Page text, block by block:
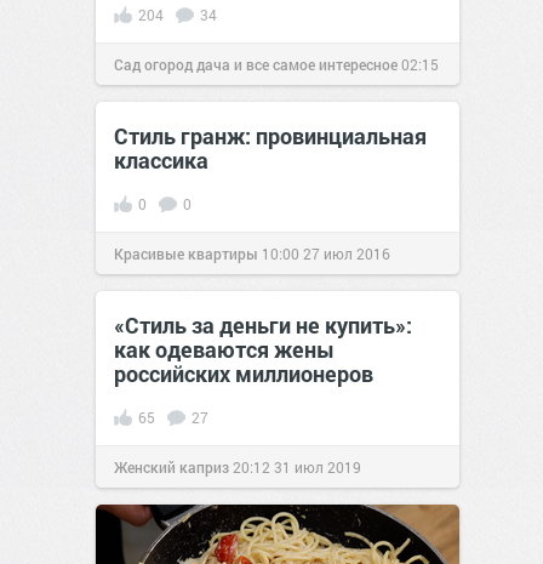
204 34
Сад огород дача и все самое интересное02:15
20 июл 2017
Стиль гранж: провинциальная
классика
0 0
Красивые квартиры 10:00 27 июл 2016
«Стиль за деньги не купить»:
как одеваются жены
российских миллионеров
65 27
Женский каприз 20:12 31 июл 2019